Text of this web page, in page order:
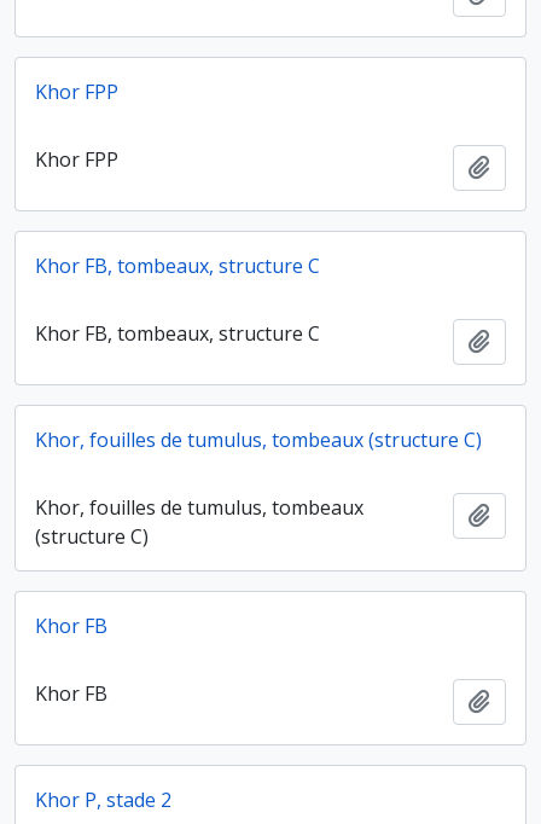
Khor FPP
Khor FPP
Khor FB, tombeaux, structure C
Khor FB, tombeaux, structure C
Khor, fouilles de tumulus, tombeaux (structure C)
Khor, fouilles de tumulus, tombeaux
(structure C)
Khor FB
Khor FB
Khor P, stade 2